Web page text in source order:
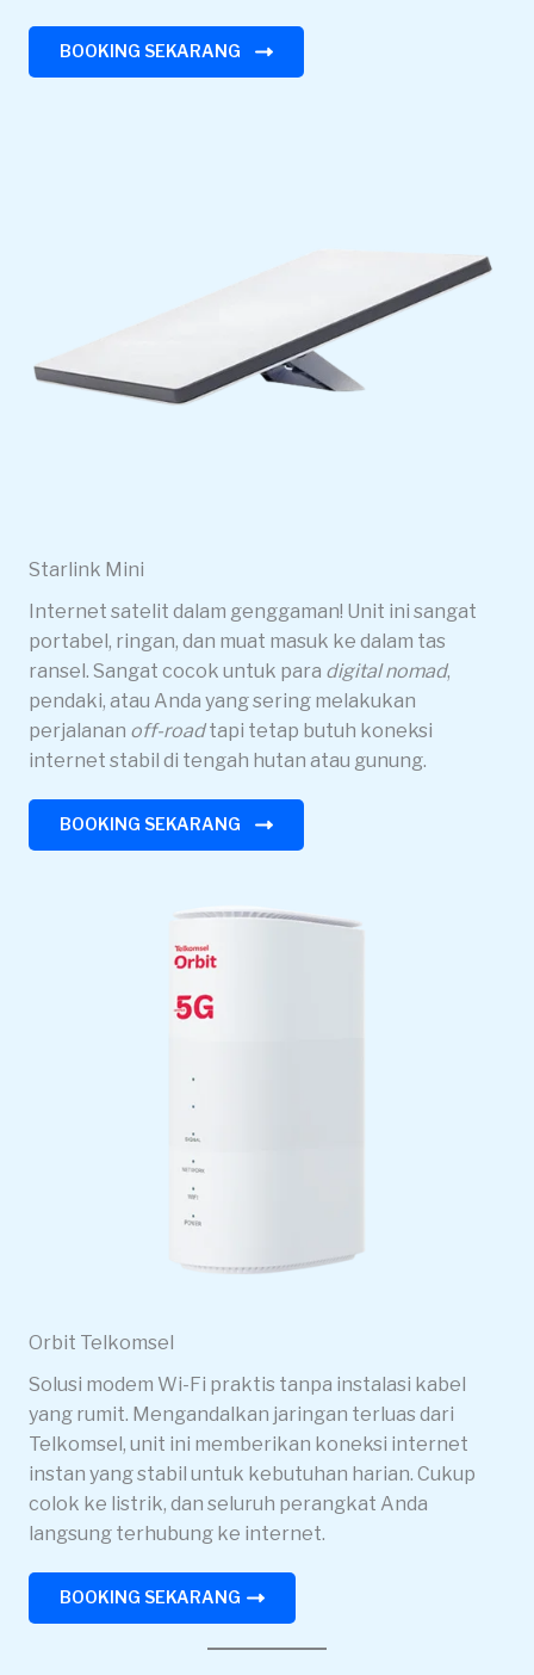
BOOKING SEKARANG
Starlink Mini
Internet satelit dalam genggaman! Unit ini sangat
portabel, ringan, dan muat masuk ke dalam tas
ransel. Sangat cocok untuk para digital nomad,
pendaki, atau Anda yang sering melakukan
perjalanan off-roadtapi tetap butuh koneksi
internet stabil di tengah hutan atau gunung.
BOOKING SEKARANG
Orbit Telkomsel
Solusi modem Wi-Fi praktis tanpa instalasi kabel
yang rumit. Mengandalkan jaringan terluas dari
Telkomsel, unit ini memberikan koneksi internet
instan yang stabil untuk kebutuhan harian. Cukup
colok ke listrik, dan seluruh perangkat Anda
langsung terhubung ke internet.
BOOKING SEKARANG